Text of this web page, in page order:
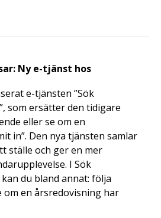
Ny e-tjänst hos
e-tjänsten ”Sök
som ersätter den tidigare
eller se om en
in”. Den nya tjänsten samlar
ställe och ger en mer
I Sök
du bland annat: följa
om en årsredovisning har